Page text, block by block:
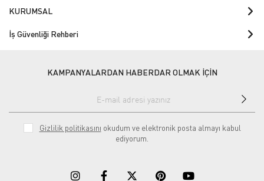
KURUMSAL
İş Güvenliği Rehberi
KAMPANYALARDAN HABERDAR OLMAK İÇİN
Gizlilik politikasını okudum ve elektronik posta almayı kabul
ediyorum.